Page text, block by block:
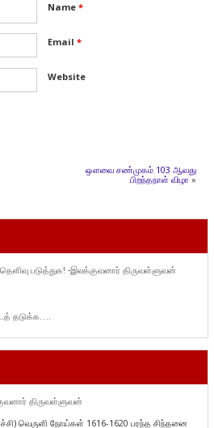
Name *
Email *
Website
ஔவை சண்முகம் 103 ஆவது
பிறந்தநாள் விழா»
படுத்துக! -இலக்குவனார் திருவள்ளுவன்
தடுக்க….
திருவள்ளுவன்
வெருளி நோய்கள் 1616-1620 பரந்த சிந்தனை